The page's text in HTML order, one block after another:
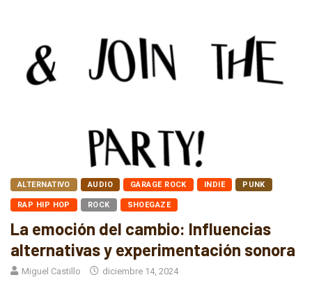
ALTERNATIVO AUDIO GARAGE ROCK INDIE PUNK
RAP HIP HOP ROCK SHOEGAZE
La emoción del cambio: Influencias
alternativas y experimentación sonora
Miguel Castillo diciembre 14, 2024